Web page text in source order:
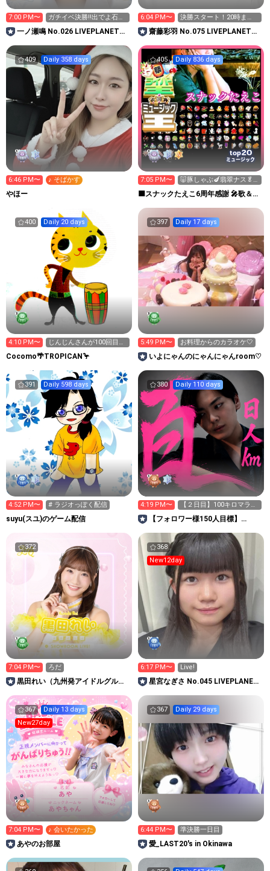
7:00 PM〜
ガチイベ決勝‼️出でよ石油
王👑✨
一ノ瀬鳴 No.026 LIVEPLANET新
6:04 PM〜
決勝スタート！20時ま
で！
齋藤彩羽 No.075 LIVEPLANET新
409 Daily 358 days
6:46 PM〜 ♪ そばかす
やほー
405 Daily 836 days
top20
ミュージック
7:05 PM〜
🐷豚しゃぶ🍆翡翠ナス🥬
🥦︎🍅温野菜
🟪スナックたえこ6周年感謝 🎤歌＆ウ
400 Daily 20 days
4:10 PM〜
じんじんさんが100回目の
訪問🎉
Cocomo🌴TROPICAN🦩
397 Daily 17 days
5:49 PM〜 お料理からのカラオケ‎🤍
いよにゃんのにゃんにゃんroom♡
391 Daily 598 days
4:52 PM〜 # ラジオっぽく配信
suyu(スユ)のゲーム配信
380 Daily 110 days
4:19 PM〜
【２日目】100キロマラソ
ン 頑張りま〜す🎉
【フォロワー様150人目標】
372
7:04 PM〜 ろだ
黒田れい（九州発アイドルグルー
368
New12day
6:17 PM〜 Live!
星宮なぎさ No.045 LIVEPLANET
367
Daily 13 days
New27day
7:04 PM〜 ♪ 会いたかった
あやのお部屋
367 Daily 29 days
6:44 PM〜 準決勝一日目
愛_LAST20's in Okinawa